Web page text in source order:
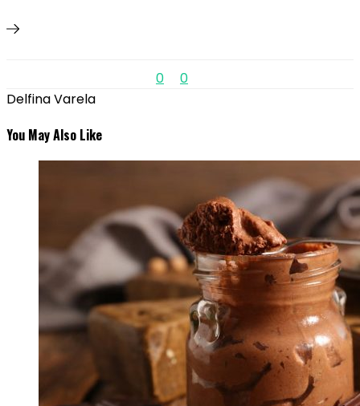
0
0
Delfina Varela
You May Also Like